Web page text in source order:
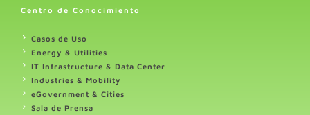
Centro de Conocimiento
Casos de Uso
Energy & Utilities
IT Infrastructure & Data Center
Industries & Mobility
eGovernment & Cities
Sala de Prensa